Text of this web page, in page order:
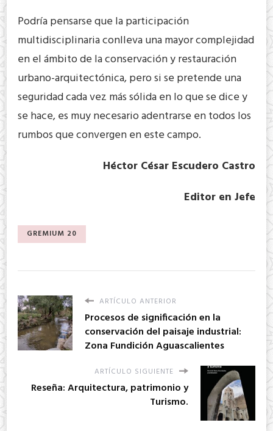
Podría pensarse que la participación
multidisciplinaria conlleva una mayor complejidad
en el ámbito de la conservación y restauración
urbano-arquitectónica, pero si se pretende una
seguridad cada vez más sólida en lo que se dice y
se hace, es muy necesario adentrarse en todos los
rumbos que convergen en este campo.
Héctor César Escudero Castro
Editor en Jefe
GREMIUM 20
ARTÍCULO ANTERIOR
Procesos de significación en la
conservación del paisaje industrial:
Zona Fundición Aguascalientes
ARTÍCULO SIGUIENTE
Reseña: Arquitectura, patrimonio y
Turismo.